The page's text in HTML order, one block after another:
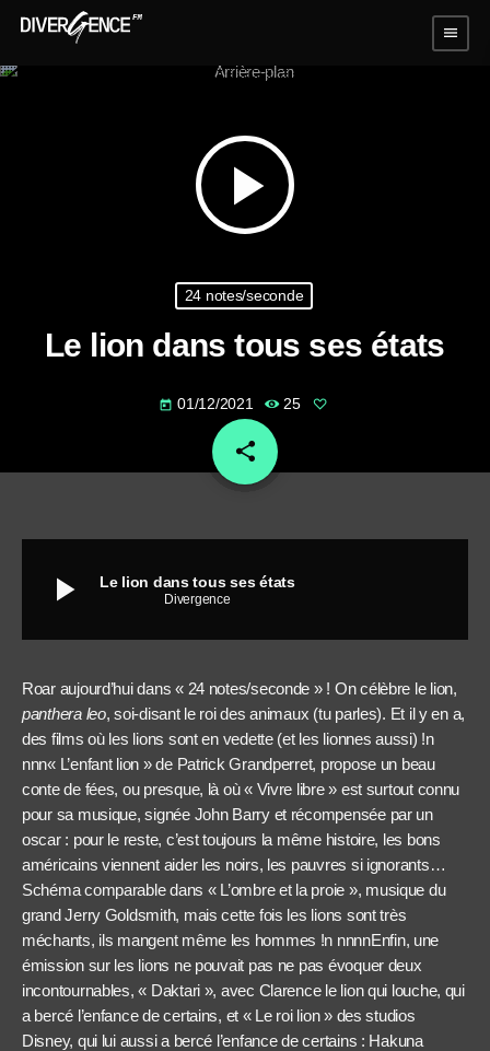
menu
play_arrow
24 notes/seconde
Le lion dans tous ses états
today 01/12/2021 25
share
email
play_arrow Le lion dans tous ses états
Divergence
Roar aujourd’hui dans « 24 notes/seconde » ! On célèbre le lion,
panthera leo, soi-disant le roi des animaux (tu parles). Et il y en a,
des films où les lions sont en vedette (et les lionnes aussi) !n
nnn« L’enfant lion » de Patrick Grandperret, propose un beau
conte de fées, ou presque, là où « Vivre libre » est surtout connu
pour sa musique, signée John Barry et récompensée par un
oscar : pour le reste, c’est toujours la même histoire, les bons
américains viennent aider les noirs, les pauvres si ignorants…
Schéma comparable dans « L’ombre et la proie », musique du
grand Jerry Goldsmith, mais cette fois les lions sont très
méchants, ils mangent même les hommes !n nnnnEnfin, une
émission sur les lions ne pouvait pas ne pas évoquer deux
incontournables, « Daktari », avec Clarence le lion qui louche, qui
a bercé l’enfance de certains, et « Le roi lion » des studios
Disney, qui lui aussi a bercé l’enfance de certains : Hakuna